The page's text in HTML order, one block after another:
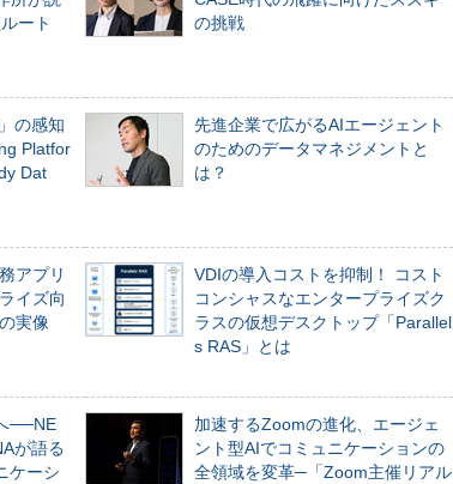
ート
の挑戦
の感知
Platfor
Dat
先進企業で広がるAIエージェント
のためのデータマネジメントと
は？
アプリ
イズ向
実像
VDIの導入コストを抑制！ コスト
コンシャスなエンタープライズク
ラスの仮想デスクトップ「Parallel
s RAS」とは
──NE
が語る
ケーシ
加速するZoomの進化、エージェ
ント型AIでコミュニケーションの
全領域を変革─「Zoom主催リアル